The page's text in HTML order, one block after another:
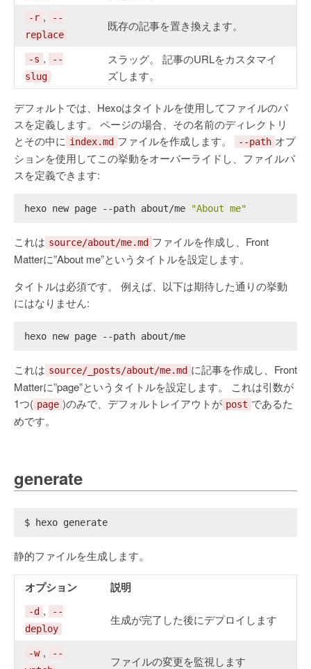
-r ,
--
replace
既存の記事を置き換えます。
-s ,
--
slug
スラッグ。 記事のURLをカスタマイ
ズします。
デフォルトでは、Hexoはタイトルを使用してファイルのパ
スを定義します。 ページの場合、その名前のディレクトリ
とその中に index.md ファイルを作成します。 --path オプ
ションを使用してこの挙動をオーバーライドし、ファイルパ
スを定義できます:
hexo new page --path about/me "About me"
これは source/about/me.md ファイルを作成し、Front
Matterに”About me”というタイトルを設定します。
タイトルは必須です。 例えば、以下は期待した通りの挙動
にはなりません:
hexo new page --path about/me
これは source/_posts/about/me.md に記事を作成し、Front
Matterに”page”というタイトルを設定します。 これは引数が
1つ( page )のみで、デフォルトレイアウトが post であるた
めです。
generate
$ hexo generate
静的ファイルを生成します。
オプション 説明
-d ,
--
deploy
生成が完了した後にデプロイします
-w ,
--
ファイルの変更を監視します